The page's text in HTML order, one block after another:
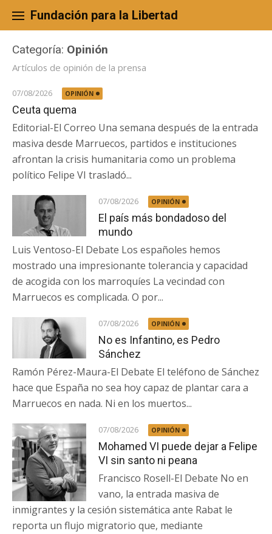
content
Fundación para la Libertad
Categoría: Opinión
Artículos de opinión de la prensa
07/08/2026 OPINIÓN
Ceuta quema
Editorial-El Correo Una semana después de la entrada
masiva desde Marruecos, partidos e instituciones
afrontan la crisis humanitaria como un problema
político Felipe VI trasladó...
07/08/2026 OPINIÓN
El país más bondadoso del
mundo
Luis Ventoso-El Debate Los españoles hemos
mostrado una impresionante tolerancia y capacidad
de acogida con los marroquíes La vecindad con
Marruecos es complicada. O por...
07/08/2026 OPINIÓN
No es Infantino, es Pedro
Sánchez
Ramón Pérez-Maura-El Debate El teléfono de Sánchez
hace que España no sea hoy capaz de plantar cara a
Marruecos en nada. Ni en los muertos...
07/08/2026 OPINIÓN
Mohamed VI puede dejar a Felipe
VI sin santo ni peana
Francisco Rosell-El Debate No en
vano, la entrada masiva de
inmigrantes y la cesión sistemática ante Rabat le
reporta un flujo migratorio que, mediante